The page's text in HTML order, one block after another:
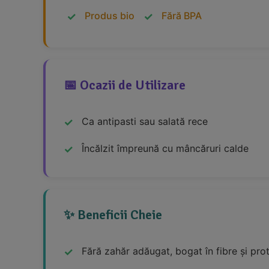
Produs bio Fără BPA
📅 Ocazii de Utilizare
Ca antipasti sau salată rece
Încălzit împreună cu mâncăruri calde
✨ Beneficii Cheie
Fără zahăr adăugat, bogat în fibre și